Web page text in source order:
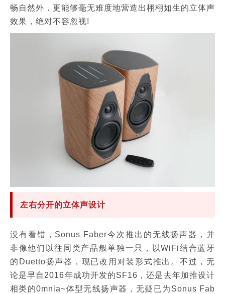
畅自然外，更能够毫无难度地营造出栩栩如生的立体声
效果，绝对不容忽视!
左右分开的立体声设计
没有看错，Sonus Faber今次推出的无线扬声器，并
非像他们以往同类产品般单独一只，以WiFi结合蓝牙
的Duetto扬声器，现已改用对装形式推出。不过，无
论是早自2016年成功开发的SF16，还是去年加推设计
相类的0mnia~体型无线扬声器，无疑已为Sonus Fab